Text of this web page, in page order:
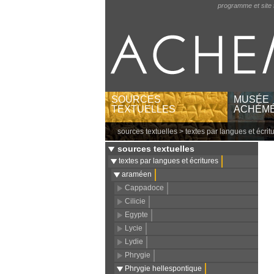
programme et site
SOURCES
TEXTUELLES
textes par langues et
écritures
textes par régions
textes babyloniens par
publications
MUSÉE
musées
lieux
sources textuelles > textes par langues et
sources textuelles
textes par langues et écritures
araméen
Cappadoce
Cilicie
Egypte
Lycie
Lydie
Phrygie
Phrygie hellespontique